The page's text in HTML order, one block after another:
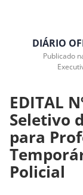
DIÁRIO
Publicado
EDITAL
Seletivo
para
Policial